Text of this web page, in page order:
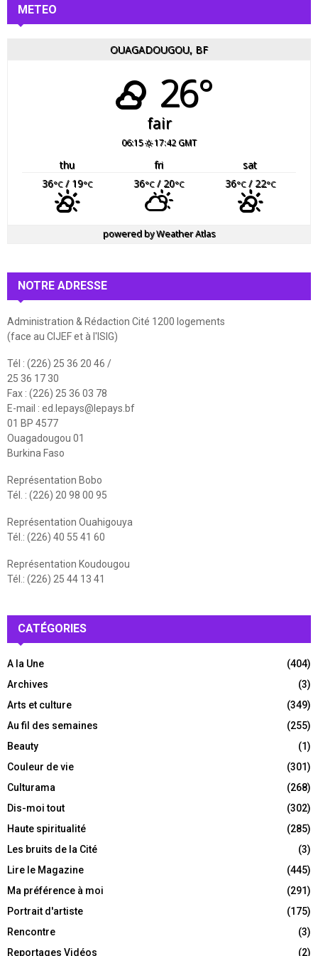
METEO
OUAGADOUGOU, BF
26°
fair
06:15 17:42 GMT
thu fri
sat
36°C/ 19°C 36°C/ 20°C 36°C/ 22°C
powered byWeather Atlas
NOTRE ADRESSE
Administration & Rédaction Cité 1200 logements
(face au CIJEF et à l'ISIG)
Tél : (226) 25 36 20 46 /
25 36 17 30
Fax : (226) 25 36 03 78
E-mail : ed.lepays@lepays.bf
01 BP 4577
Ouagadougou 01
Burkina Faso
Représentation Bobo
Tél. : (226) 20 98 00 95
Représentation Ouahigouya
Tél.: (226) 40 55 41 60
Représentation Koudougou
Tél.: (226) 25 44 13 41
CATÉGORIES
A la Une
(404)
Archives
(3)
Arts et culture
(349)
Au fil des semaines
(255)
Beauty
(1)
Couleur de vie
(301)
Culturama
(268)
Dis-moi tout
(302)
Haute spiritualité
(285)
Les bruits de la Cité
(3)
Lire le Magazine
(445)
Ma préférence à moi
(291)
Portrait d'artiste
(175)
Rencontre
(3)
Reportages Vidéos
(2)